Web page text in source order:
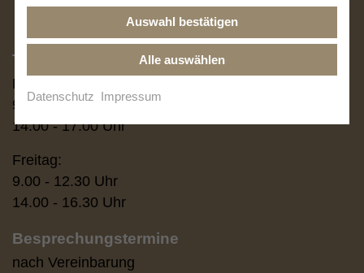
Telefonzeiten
Montag - Donnerstag:
9.00 - 12.30 Uhr
14.00 - 17.00 Uhr
Freitag:
9.00 - 12.30 Uhr
14.00 - 16.30 Uhr
Besprechungstermine
nach Vereinbarung
Auswahl bestätigen
Alle auswählen
Datenschutz Impressum